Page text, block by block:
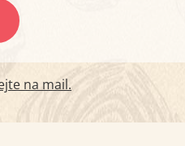
na mail.